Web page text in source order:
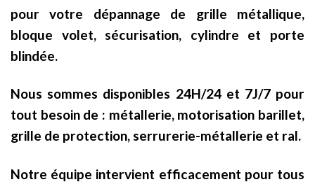
pour votre dépannage de grille métallique,
bloque volet, sécurisation, cylindre et porte
blindée.
Nous sommes disponibles 24H/24 et 7J/7 pour
tout besoin de : métallerie, motorisation barillet,
grille de protection, serrurerie-métallerie et ral.
Notre équipe intervient efficacement pour tous